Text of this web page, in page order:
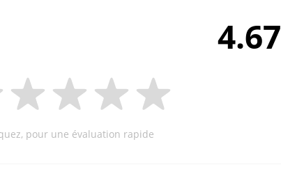
4.67
pour une évaluation rapide